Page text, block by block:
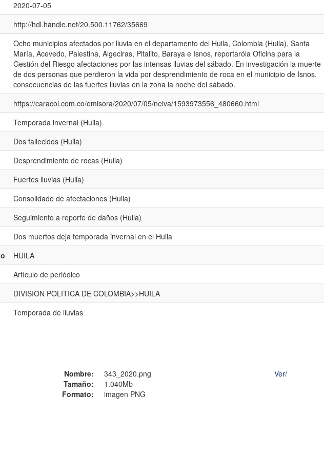
2020-07-05
http://hdl.handle.net/20.500.11762/35669
Ocho municipios afectados por lluvia en el departamento del Huila, Colombia (Huila), Santa
María, Acevedo, Palestina, Algeciras, Pitalito, Baraya e Isnos, reportaróla Oficina para la
Gestión del Riesgo afectaciones por las intensas lluvias del sábado. En investigación la muerte
de dos personas que perdieron la vida por desprendimiento de roca en el municipio de Isnos,
consecuencias de las fuertes lluvias en la zona la noche del sábado.
https://caracol.com.co/emisora/2020/07/05/neiva/1593973556_480660.html
Temporada invernal (Huila)
Dos fallecidos (Huila)
Desprendimiento de rocas (Huila)
Fuertes lluvias (Huila)
Consolidado de afectaciones (Huila)
Seguimiento a reporte de daños (Huila)
Dos muertos deja temporada invernal en el Huila
HUILA
Artículo de periódico
DIVISION POLITICA DE COLOMBIA>>HUILA
Temporada de lluvias
Nombre:
343_2020.png
Tamaño:
1.040Mb
Formato:
imagen PNG
Ver/